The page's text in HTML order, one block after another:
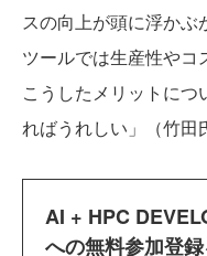
スの向上が頭に浮か
ツールでは生産性やコ
こうしたメリットに
ればうれしい」（竹田
AI + HPC
への無料参加登